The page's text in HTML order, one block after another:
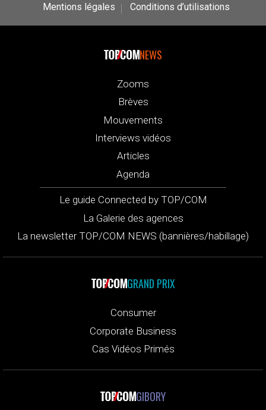
Mentions légales
Conditions d’utilisations
NEWS
Zooms
Brèves
Mouvements
Interviews vidéos
Articles
Agenda
Le guide Connected by TOP/COM
La Galerie des agences
La newsletter TOP/COM NEWS (bannières/habillage)
GRAND PRIX
Consumer
Corporate Business
Cas Vidéos Primés
GIBORY